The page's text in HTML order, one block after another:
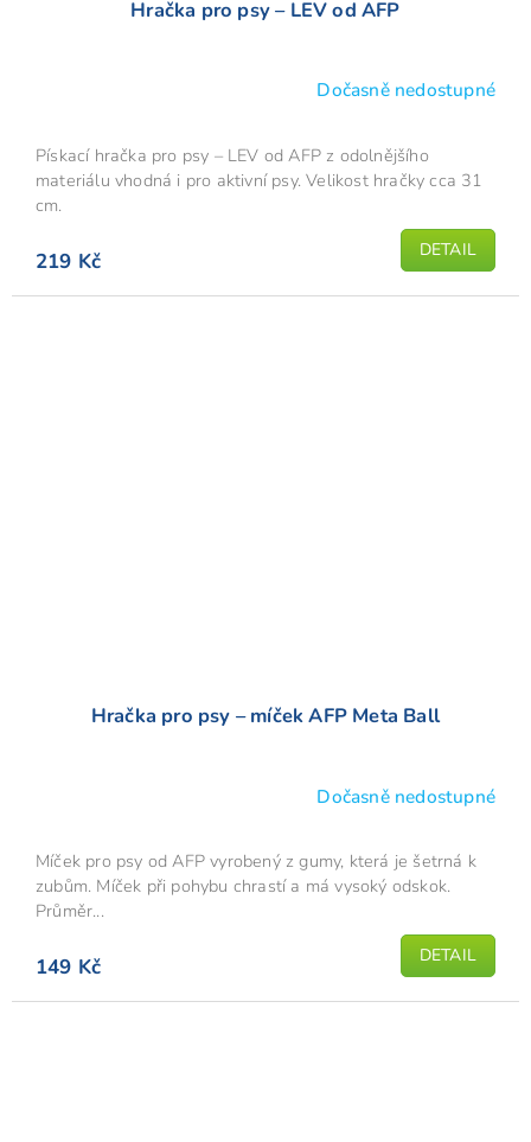
Hračka pro psy – LEV od AFP
Dočasně nedostupné
219 Kč DETAIL
Pískací hračka pro psy – LEV od AFP z odolnějšího
materiálu vhodná i pro aktivní psy. Velikost hračky cca 31
cm.
Hračka pro psy – míček AFP Meta Ball
Dočasně nedostupné
149 Kč DETAIL
Míček pro psy od AFP vyrobený z gumy, která je šetrná k
zubům. Míček při pohybu chrastí a má vysoký odskok.
Průměr...